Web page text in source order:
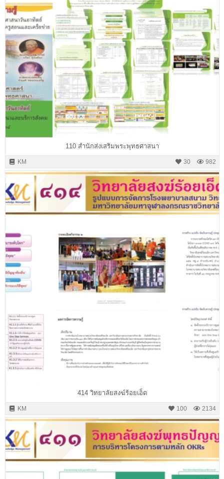
110 สำนักส่งเสริมพระพุทธศาสนา
KM 982
30
414 วิทยาลัยสงฆ์ร้อยเอ็ด
KM 2134
100